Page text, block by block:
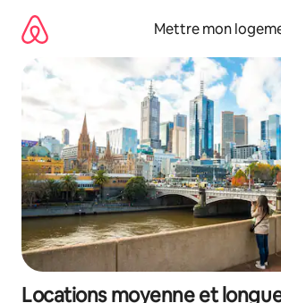
directement
contenu
Mettre mon
Locations moyenne et